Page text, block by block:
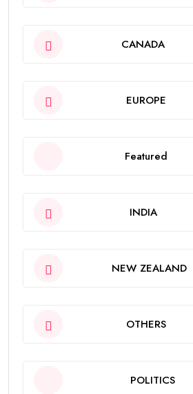
CANADA
EUROPE
Featured
INDIA
NEW ZEALAND
OTHERS
POLITICS